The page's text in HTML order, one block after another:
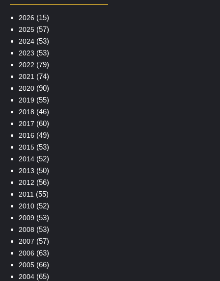
2026 (15)
2025(57)
2024(53)
2023 (53)
2022 (79)
2021 (74)
2020(90)
2019 (55)
2018 (46)
2017 (60)
2016 (49)
2015(53)
2014(52)
2013 (50)
2012 (56)
2011 (55)
2010(52)
2009 (53)
2008 (53)
2007 (57)
2006 (63)
2005(66)
2004(65)